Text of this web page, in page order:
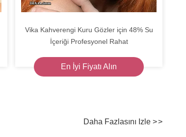
Vika Kahverengi Kuru Gözler için 48% Su
İçeriği Profesyonel Rahat
En İyi Fiyatı Alın
Daha Fazlasını Izle >>